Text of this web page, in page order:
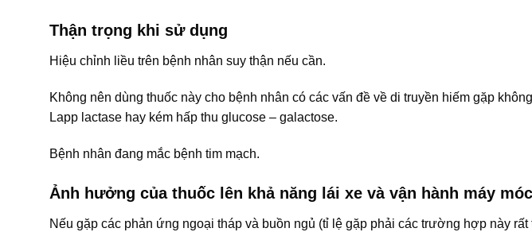
Thận trọng khi sử dụng
Hiệu chỉnh liều trên bệnh nhân suy thận nếu cần.
Không nên dùng thuốc này cho bệnh nhân có các vấn đề về di truyền hiếm gặp
Lapp lactase hay kém hấp thu glucose – galactose.
Bệnh nhân đang mắc bệnh tim mạch.
Ảnh hưởng của thuốc lên khả năng lái xe và vận hành máy móc
Nếu gặp các phản ứng ngoại tháp và buồn ngủ (tỉ lệ gặp phải các trường hợp này